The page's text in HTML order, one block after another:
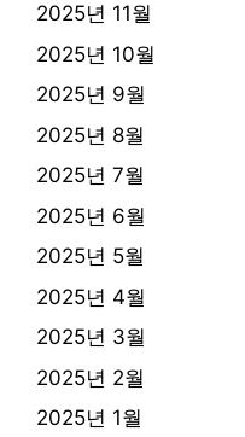
2025년 11월
2025년 10월
2025년 9월
2025년 8월
2025년 7월
2025년 6월
2025년 5월
2025년 4월
2025년 3월
2025년 2월
2025년 1월